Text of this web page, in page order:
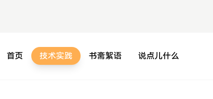
首页 技术实践 书斋絮语 说点儿什么